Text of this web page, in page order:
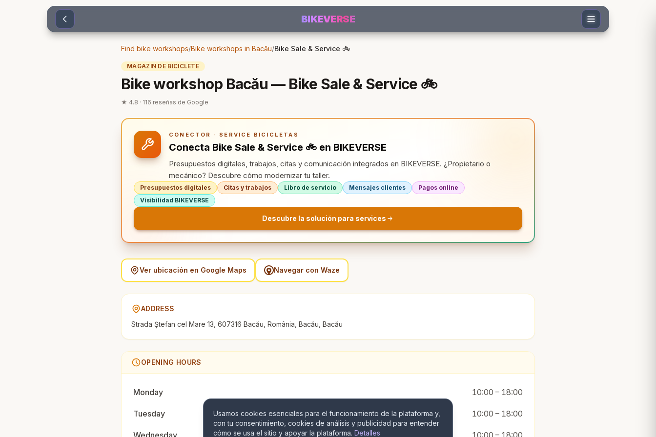
Sari la conținut
Usamos cookies esenciales para el funcionamiento de la plataforma y,
con tu consentimiento, cookies de análisis y publicidad para entender
cómo se usa el sitio y apoyar la plataforma. Detalles
BIKEVERSE
Find bike workshops/Bike workshops in Bacău/Bike Sale & Service 🚲
MAGAZIN DE BICICLETE
Bike workshop Bacău — Bike Sale & Service 🚲
★ 4.8 · 116 reseñas de Google
CONECTOR · SERVICE BICICLETAS
Conecta Bike Sale & Service 🚲 en BIKEVERSE
Presupuestos digitales, trabajos, citas y comunicación integrados en BIKEVERSE. ¿Propietario o
mecánico? Descubre cómo modernizar tu taller.
Presupuestos digitales Citas y trabajos Libro de servicio Mensajes clientes
Pagos online
Visibilidad BIKEVERSE
Descubre la solución para services
Ver ubicación en Google Maps Navegar con Waze
ADDRESS
Strada Ștefan cel Mare 13, 607316 Bacău, România, Bacău, Bacău
OPENING HOURS
Monday 10:00 – 18:00
Tuesday 10:00 – 18:00
Wednesday 10:00 – 18:00